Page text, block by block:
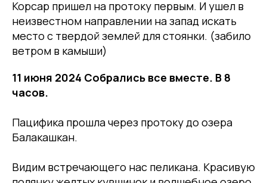
Корсар пришел на протоку первым. И ушел в
неизвестном направлении на запад искать
место с твердой землей для стоянки. (забило
ветром в камыши)
11 июня 2024 Собрались все вместе. В 8
часов.
Пацифика прошла через протоку до озера
Балакашкан.
Видим встречающего нас пеликана. Красивую